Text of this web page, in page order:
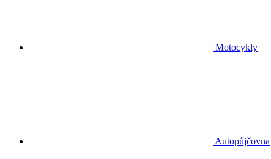
Motocykly
Autopůjčovna